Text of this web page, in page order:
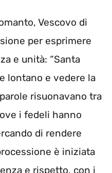
Vescovo di
per esprimere
e unità: “Santa
lontano e vedere la
risuonavano tra
i fedeli hanno
di rendere
è iniziata
e rispetto, con i